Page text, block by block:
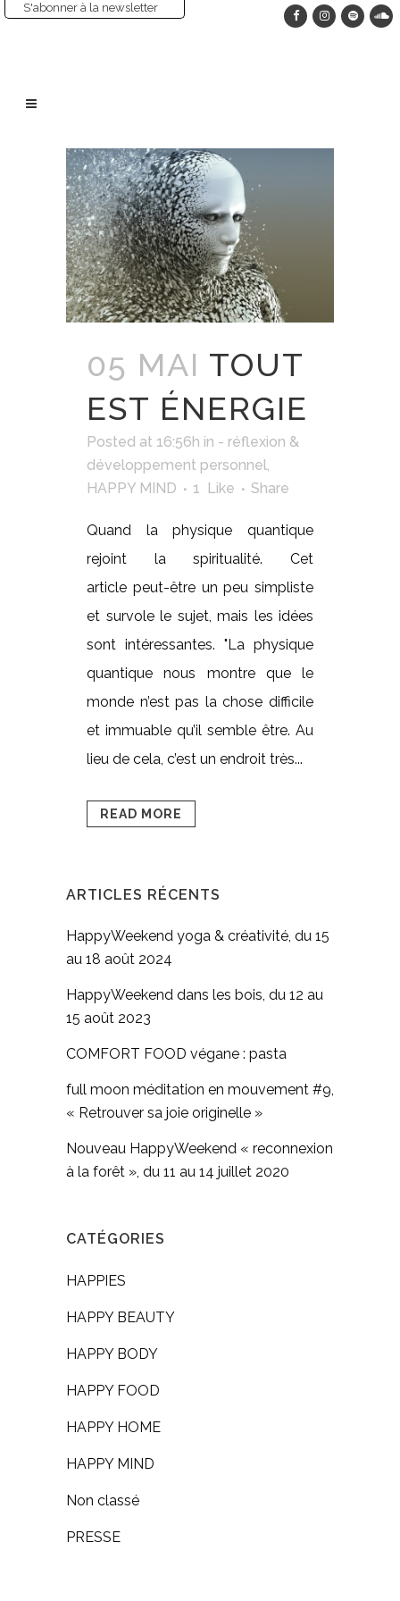
S'abonner à la newsletter
05 MAI TOUT
EST ÉNERGIE
Posted at 16:56h in - réflexion &
développement personnel
HAPPY MIND
1 Like Share
Quand la physique quantique
rejoint la spiritualité. Cet
article peut-être un peu simpliste
et survole le sujet, mais les idées
sont intéressantes. "La physique
quantique nous montre que le
monde n’est pas la chose difficile
et immuable qu’il semble être. Au
lieu de cela, c’est un endroit très...
READ MORE
ARTICLES RÉCENTS
HappyWeekend yoga & créativité, du 15
au 18 août 2024
HappyWeekend dans les bois, du 12 au
15 août 2023
COMFORT FOOD végane : pasta
full moon méditation en mouvement #9,
« Retrouver sa joie originelle »
Nouveau HappyWeekend « reconnexion
à la forêt », du 11 au 14 juillet 2020
CATÉGORIES
HAPPIES
HAPPY BEAUTY
HAPPY BODY
HAPPY FOOD
HAPPY HOME
HAPPY MIND
Non classé
PRESSE